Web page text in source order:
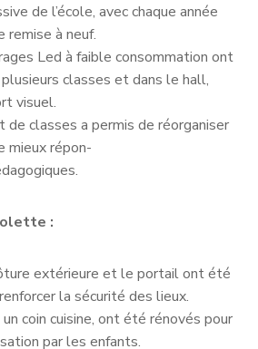
de l’école, avec chaque année
remise à neuf.
Led à faible consommation ont
classes et dans le hall,
visuel.
de classes a permis de réorganiser
mieux répon-
:
extérieure et le portail ont été
la sécurité des lieux.
coin cuisine, ont été rénovés pour
par les enfants.